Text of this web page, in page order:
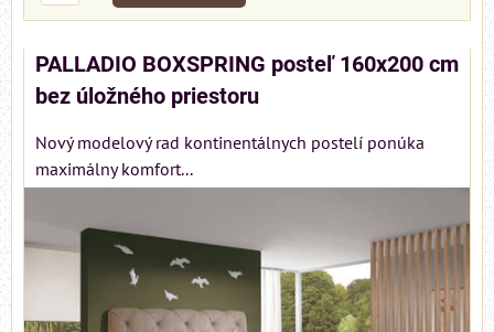
PALLADIO BOXSPRING posteľ 160x200 cm
bez úložného priestoru
Nový modelový rad kontinentálnych postelí ponúka
maximálny komfort...